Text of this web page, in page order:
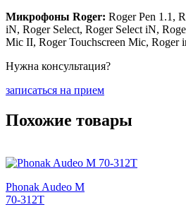
Микрофоны Roger: Roger Pen 1.1,
iN, Roger Select, Roger Select iN,
Mic II, Roger Touchscreen Mic, Roger
Нужна консультация?
записаться на прием
Похожие товары
Phonak Audeo М
70-312Т